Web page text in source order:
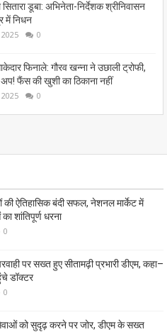
डूबा: अभिनेता-निर्देशक श्रीनिवासन
में निधन
0
फिनाले: गौरव खन्ना ने उछाली ट्रोफी,
फैंस की खुशी का ठिकाना नहीं
0
की ऐतिहासिक बंदी सफल, नेशनल मार्केट में
शांतिपूर्ण धरना
0
पर सख्त हुए सीतामढ़ी प्रभारी डीएम, कहा–
डॉक्टर
0
को सुदृढ़ करने पर जोर, डीएम के सख्त